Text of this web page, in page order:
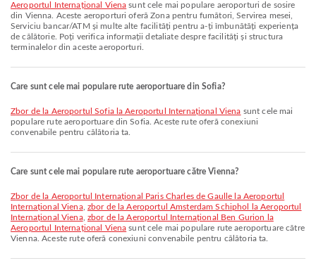
Aeroportul Internațional Viena sunt cele mai populare aeroporturi de sosire
din Vienna. Aceste aeroporturi oferă Zona pentru fumători, Servirea mesei,
Serviciu bancar/ATM și multe alte facilități pentru a-ți îmbunătăți experiența
de călătorie. Poți verifica informații detaliate despre facilități și structura
terminalelor din aceste aeroporturi.
Care sunt cele mai populare rute aeroportuare din Sofia?
zbor de la Aeroportul Sofia la Aeroportul Internațional Viena sunt cele mai
populare rute aeroportuare din Sofia. Aceste rute oferă conexiuni
convenabile pentru călătoria ta.
Care sunt cele mai populare rute aeroportuare către Vienna?
zbor de la Aeroportul Internațional Paris Charles de Gaulle la Aeroportul
Internațional Viena, zbor de la Aeroportul Amsterdam Schiphol la Aeroportul
Internațional Viena, zbor de la Aeroportul Internațional Ben Gurion la
Aeroportul Internațional Viena sunt cele mai populare rute aeroportuare către
Vienna. Aceste rute oferă conexiuni convenabile pentru călătoria ta.